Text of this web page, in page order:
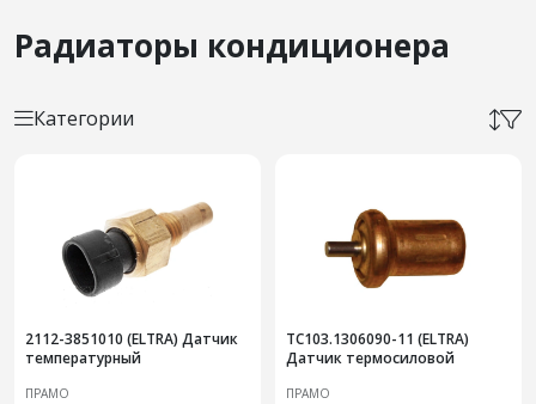
Радиаторы кондиционера
Категории
2112-3851010 (ELTRA) Датчик
температурный
ПРАМО
ТС103.1306090-11 (ELTRA)
Датчик термосиловой
ПРАМО